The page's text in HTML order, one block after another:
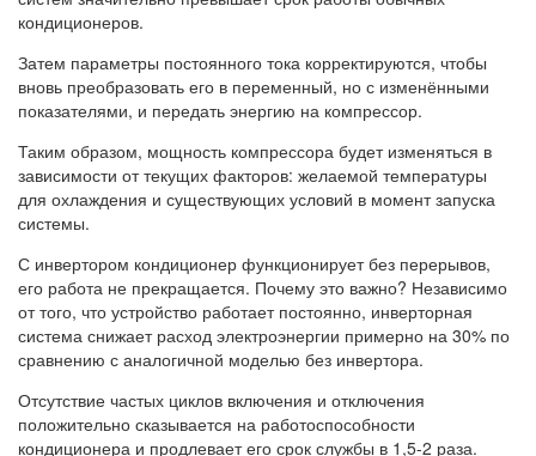
кондиционеров.
Затем параметры постоянного тока корректируются, чтобы
вновь преобразовать его в переменный, но с изменёнными
показателями, и передать энергию на компрессор.
Таким образом, мощность компрессора будет изменяться в
зависимости от текущих факторов: желаемой температуры
для охлаждения и существующих условий в момент запуска
системы.
С инвертором кондиционер функционирует без перерывов,
его работа не прекращается. Почему это важно? Независимо
от того, что устройство работает постоянно, инверторная
система снижает расход электроэнергии примерно на 30% по
сравнению с аналогичной моделью без инвертора.
Отсутствие частых циклов включения и отключения
положительно сказывается на работоспособности
кондиционера и продлевает его срок службы в 1,5-2 раза.